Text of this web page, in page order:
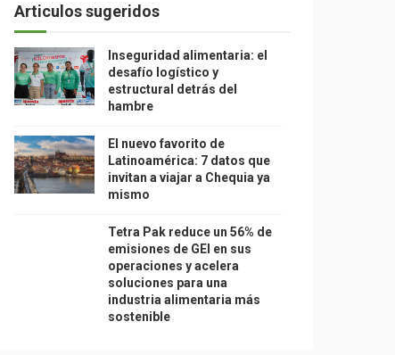
Articulos sugeridos
Inseguridad alimentaria: el
desafío logístico y
estructural detrás del
hambre
El nuevo favorito de
Latinoamérica: 7 datos que
invitan a viajar a Chequia ya
mismo
Tetra Pak reduce un 56% de
emisiones de GEI en sus
operaciones y acelera
soluciones para una
industria alimentaria más
sostenible